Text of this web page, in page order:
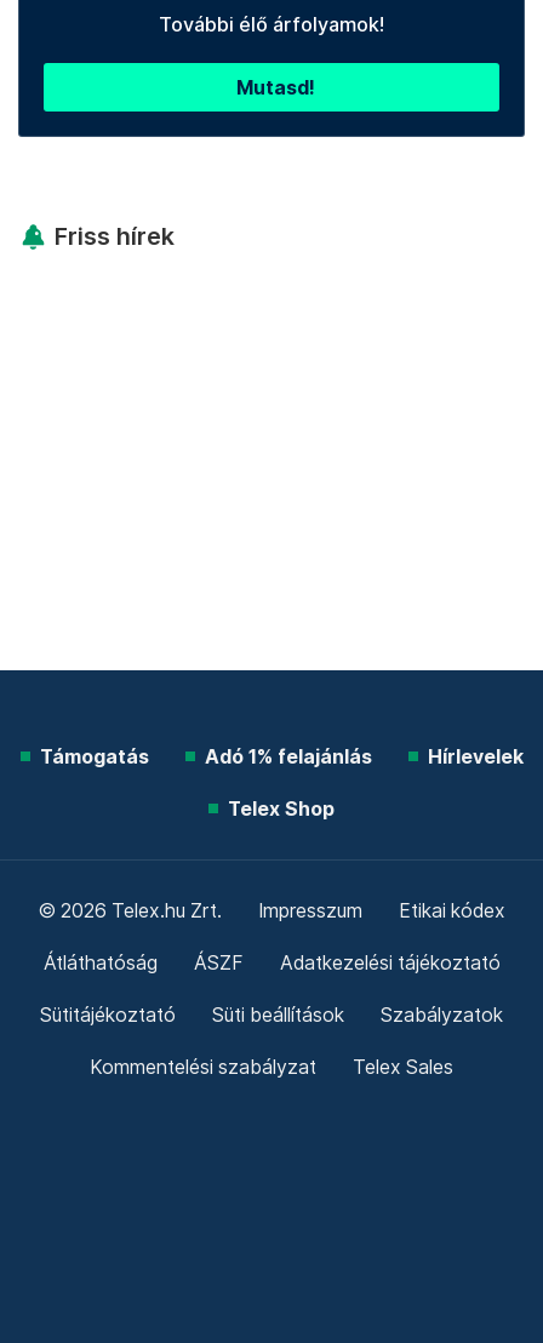
További élő árfolyamok!
Mutasd!
Friss hírek
Támogatás Adó 1% felajánlás Hírlevelek
Telex Shop
© 2026 Telex.hu Zrt. Impresszum Etikai kódex
Átláthatóság ÁSZF Adatkezelési tájékoztató
Sütitájékoztató Süti beállítások Szabályzatok
Kommentelési szabályzat Telex Sales